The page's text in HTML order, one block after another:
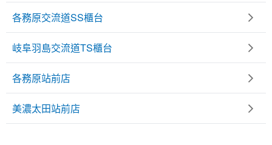
各務原交流道SS櫃台
岐阜羽島交流道TS櫃台
各務原站前店
美濃太田站前店